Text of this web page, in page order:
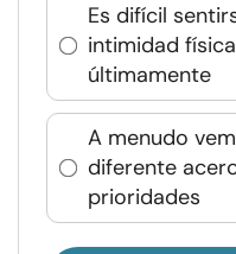
Es difícil
intimidad
últimamente
A menudo
diferente
prioridades